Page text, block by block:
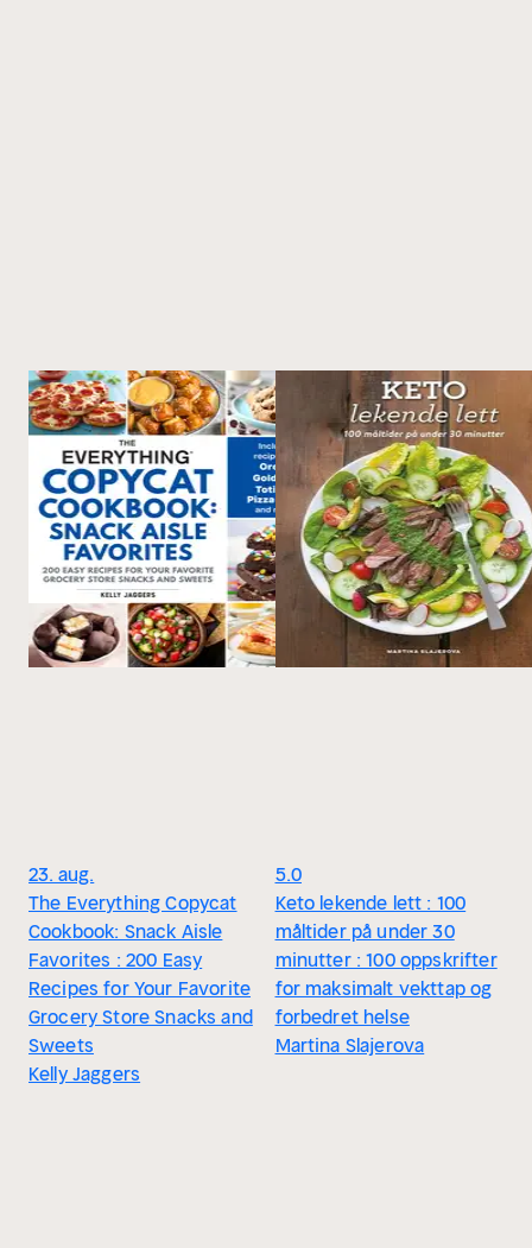
23. aug.
The Everything Copycat
Cookbook: Snack Aisle
Favorites : 200 Easy
Recipes for Your Favorite
Grocery Store Snacks and
Sweets
Kelly Jaggers
5.0
Keto lekende lett : 100
måltider på under 30
minutter : 100 oppskrifter
for maksimalt vekttap og
forbedret helse
Martina Slajerova